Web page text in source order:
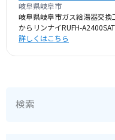
岐阜県岐阜市
岐阜県岐阜市ガス給湯器交換
からリンナイRUFH-
詳しくはこちら